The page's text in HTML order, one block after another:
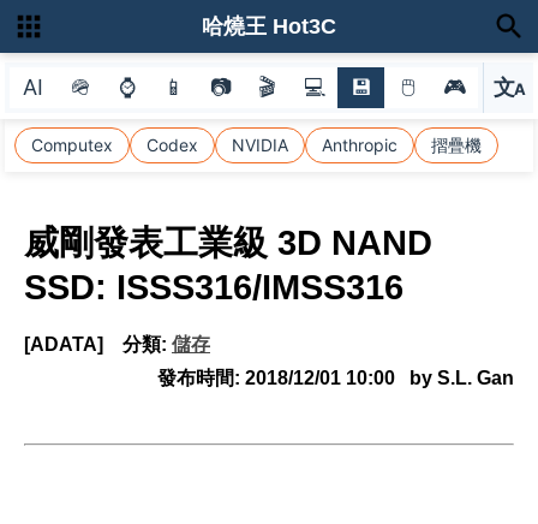
AI 🪖 ⌚ 📱 📷 🎬 💻 💾 🖱 🎮 文A
選
Computex Codex NVIDIA Anthropic 摺疊機
哈燒王 Hot3C
威剛發表工業級 3D NAND
SSD: ISSS316/IMSS316
[ADATA] 分類: 儲存
發布時間: 2018/12/01 10:00 by S.L. Gan